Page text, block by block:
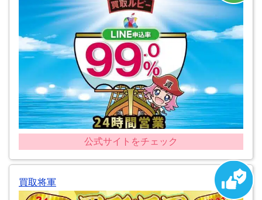
公式サイトをチェック
買取将軍